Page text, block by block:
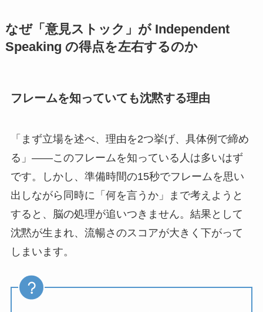
なぜ「意見ストック」が Independent
Speaking の得点を左右するのか
フレームを知っていても沈黙する理由
「まず立場を述べ、理由を2つ挙げ、具体例で締め
る」——このフレームを知っている人は多いはず
です。しかし、準備時間の15秒でフレームを思い
出しながら同時に「何を言うか」まで考えようと
すると、脳の処理が追いつきません。結果として
沈黙が生まれ、流暢さのスコアが大きく下がって
しまいます。